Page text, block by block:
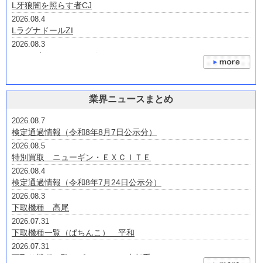
L牙狼闇を照らす者CJ
2026.08.4
LラグナドールZI
2026.08.3
eノーゲーム・ノーライフV2B
2026.07.30
Lゴジラ対エヴァンゲリオン2S
2026.07.24
P大海物語4スペシャルプラスRCA
2026.07.24
P大海物語5スペシャルALTA2
業界ニュースまとめ
2026.08.7
検定通過情報（令和8年8月7日公示分）
2026.08.5
特別買取 ニューギン・ＥＸＣＩＴＥ
2026.08.4
検定通過情報（令和8年7月24日公示分）
2026.08.3
下取機種 高尾
2026.07.31
下取機種一覧（ぱちんこ） 平和
2026.07.31
下取り機種一覧（ぱちんこ） 大都系